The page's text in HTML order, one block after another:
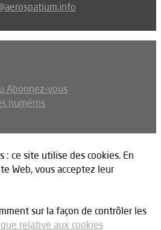
Abonnez-vous
numéros
ce site utilise des cookies. En
Web, vous acceptez leur
sur la façon de contrôler les
relative aux cookies